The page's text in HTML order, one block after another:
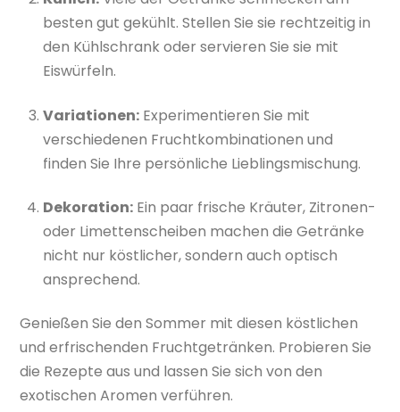
besten gut gekühlt. Stellen Sie sie rechtzeitig in
den Kühlschrank oder servieren Sie sie mit
Eiswürfeln.
Variationen: Experimentieren Sie mit
verschiedenen Fruchtkombinationen und
finden Sie Ihre persönliche Lieblingsmischung.
Dekoration: Ein paar frische Kräuter, Zitronen-
oder Limettenscheiben machen die Getränke
nicht nur köstlicher, sondern auch optisch
ansprechend.
Genießen Sie den Sommer mit diesen köstlichen
und erfrischenden Fruchtgetränken. Probieren Sie
die Rezepte aus und lassen Sie sich von den
exotischen Aromen verführen.